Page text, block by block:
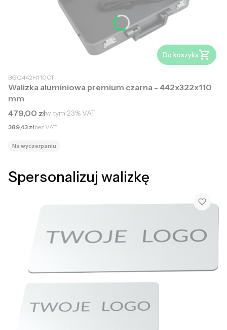
Do koszyka
BGQ442H110CT
Walizka aluminiowa premium czarna - 442x322x110
mm
Cena brutto
479,00 złw tym 23%VAT
Cena netto
389,43 złbez VAT
Na wyczerpaniu
Spersonalizuj walizkę